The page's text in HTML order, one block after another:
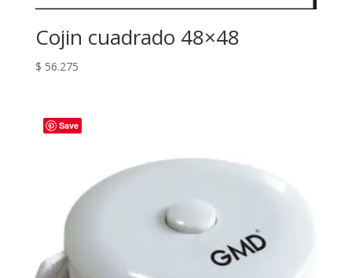
Cojin cuadrado 48×48
$ 56.275
Save